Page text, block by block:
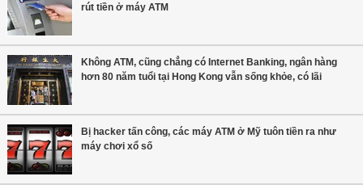
rút tiền ở máy ATM
Không ATM, cũng chẳng có Internet Banking, ngân hàng
hơn 80 năm tuổi tại Hong Kong vẫn sống khỏe, có lãi
Bị hacker tấn công, các máy ATM ở Mỹ tuôn tiền ra như
máy chơi xổ số